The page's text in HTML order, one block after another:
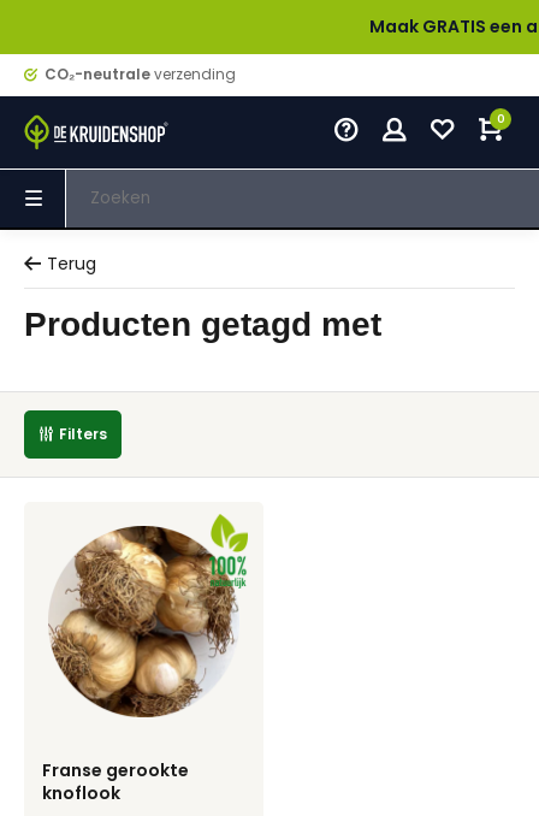
Maak GRATIS een
CO₂-neutraleverzending
0
Terug
Producten getagd met
Filters
Franse gerookte
knoflook